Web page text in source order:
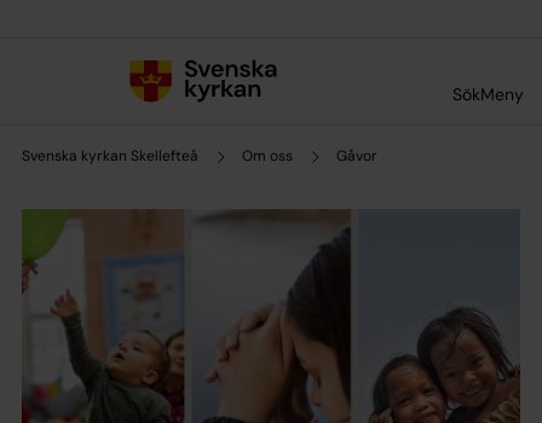
SökMeny
Svenska kyrkan Skellefteå Om oss Gåvor